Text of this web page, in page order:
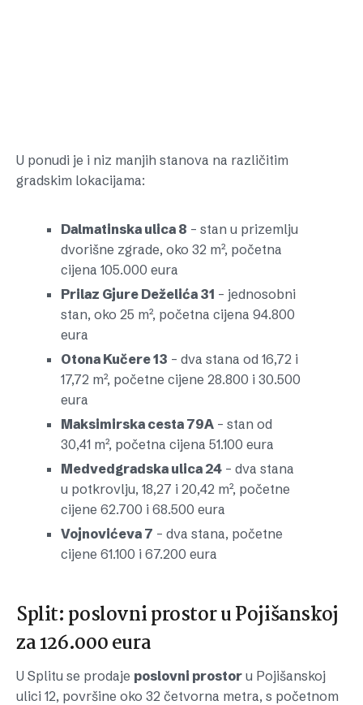
U ponudi je i niz manjih stanova na različitim
gradskim lokacijama:
Dalmatinska ulica 8 – stan u prizemlju
dvorišne zgrade, oko 32 m², početna
cijena 105.000 eura
Prilaz Gjure Deželića 31 – jednosobni
stan, oko 25 m², početna cijena 94.800
eura
Otona Kučere 13 – dva stana od 16,72 i
17,72 m², početne cijene 28.800 i 30.500
eura
Maksimirska cesta 79A – stan od
30,41 m², početna cijena 51.100 eura
Medvedgradska ulica 24 – dva stana
u potkrovlju, 18,27 i 20,42 m², početne
cijene 62.700 i 68.500 eura
Vojnovićeva 7 – dva stana, početne
cijene 61.100 i 67.200 eura
Split: poslovni prostor u Pojišanskoj
za 126.000 eura
U Splitu se prodaje poslovni prostor u Pojišanskoj
ulici 12, površine oko 32 četvorna metra, s početnom